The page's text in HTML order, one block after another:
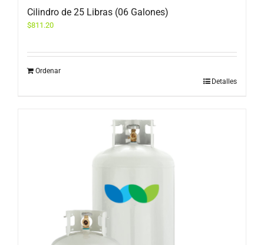
Cilindro de 25 Libras (06 Galones)
$811.20
Ordenar
Detalles